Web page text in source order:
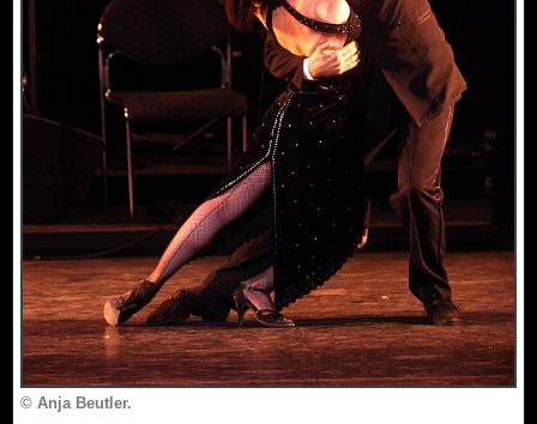
© Anja Beutler.